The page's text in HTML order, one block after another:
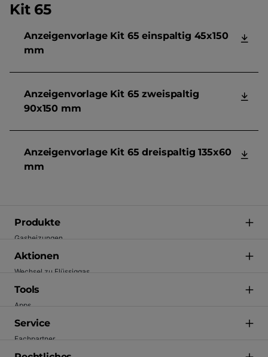
Kit 65
Anzeigenvorlage Kit 65 einspaltig 45x150
mm
Anzeigenvorlage Kit 65 zweispaltig
90x150 mm
Anzeigenvorlage Kit 65 dreispaltig 135x60
mm
Produkte
Gasheizungen
Heizkoerper
Ölheizung (BOB)
Solarsysteme
Wärmepumpen
Aktionen
Wechsel zu Flüssiggas
200 € Gutschrift
Tools
Apps
Ersatzteile
Software
Service
Fachpartner
Kundenbindung (BAP)